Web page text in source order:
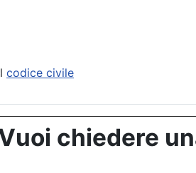
codice civile
chiedere